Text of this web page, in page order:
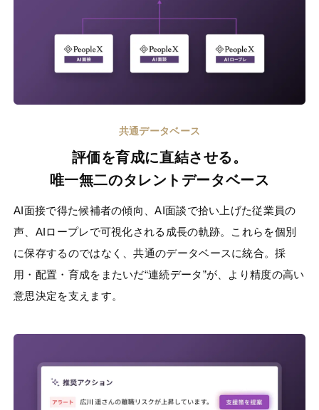
共通データベース
評価を育成に直結させる。
唯一無二のタレントデータベース
AI面接で得た候補者の傾向、AI面談で拾い上げた従業員の
声、AIロープレで可視化される成長の軌跡。これらを個別
に保存するのではなく、共通のデータベースに統合。採
用・配置・育成をまたいだ“連続データ”が、より精度の高い
意思決定を支えます。